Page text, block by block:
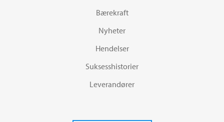
Bærekraft
Nyheter
Hendelser
Suksesshistorier
Leverandører